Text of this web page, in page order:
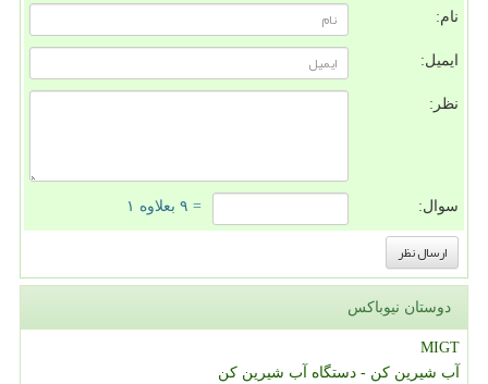
نام:
ایمیل:
نظر:
سوال: = ۹ بعلاوه ۱
دوستان نیوباکس
MIGT
آب شیرین کن - دستگاه آب شیرین کن